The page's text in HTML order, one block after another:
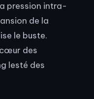
pression intra-
de la
le buste.
des
lesté des